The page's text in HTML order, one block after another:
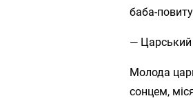
баба-
— Царський
Молода
сонцем,